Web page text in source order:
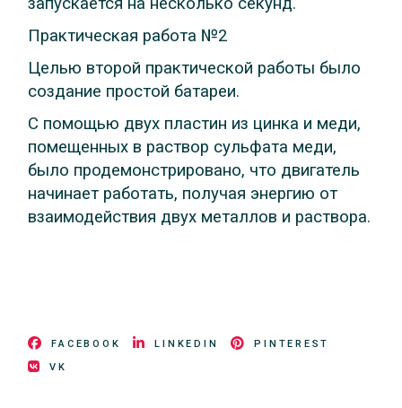
Практическая работа №2
Целью второй практической работы было
создание простой батареи.
С помощью двух пластин из цинка и меди,
помещенных в раствор сульфата меди,
было продемонстрировано, что двигатель
начинает работать, получая энергию от
взаимодействия двух металлов и раствора.
FACEBOOK LINKEDIN
PINTEREST
VK